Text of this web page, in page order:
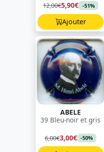
12,00€5,90€ -51%
Ajouter
ABELE
39 Bleu-noir et gris
6,00€3,00€ -50%